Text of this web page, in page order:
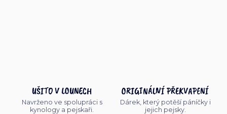
UŠITO V LOUNECH
Navrženo ve spolupráci s
kynology a pejskaři.
ORIGINÁLNÍ PŘEKVAPENÍ
Dárek, který potěší páníčky i
jejich pejsky.